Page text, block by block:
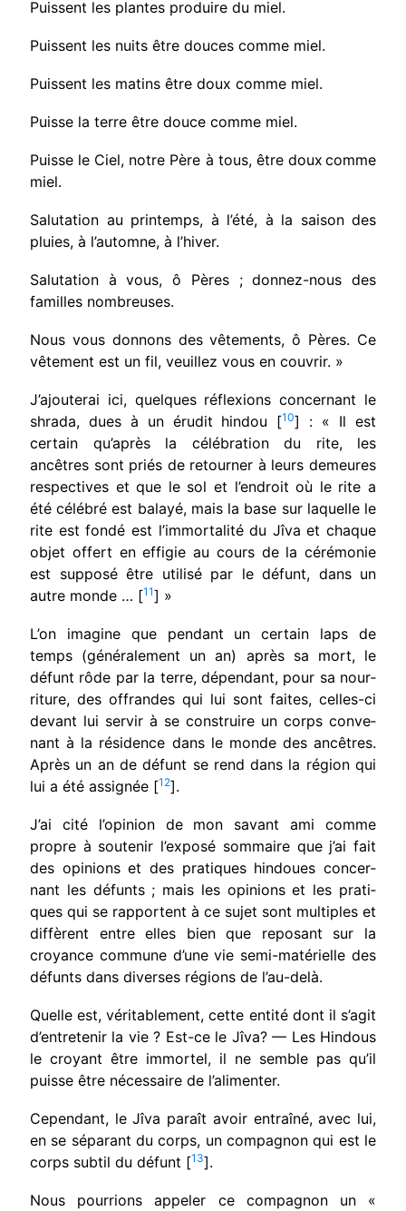
Puissent les plantes produire du miel.
Puissent les nuits être douces comme miel.
Puissent les matins être doux comme miel.
Puisse la terre être douce comme miel.
Puisse le Ciel, notre Père à tous, être doux comme
miel.
Salutation au printemps, à l’été, à la sai­son des
pluies, à l’automne, à l’hiver.
Salutation à vous, ô Pères ; donnez-nous des
familles nombreuses.
Nous vous donnons des vêtements, ô Pères. Ce
vêtement est un fil, veuillez vous en couvrir. »
J’ajouterai ici, quelques réflexions concernant le
shrada, dues à un érudit hindou [10] : « Il est
certain qu’après la célébration du rite, les
ancêtres sont priés de retourner à leurs demeures
respectives et que le sol et l’en­droit où le rite a
été célébré est balayé, mais la base sur laquelle le
rite est fondé est l’im­mortalité du Jîva et chaque
objet offert en effigie au cours de la cérémonie
est supposé être utilisé par le défunt, dans un
autre monde … [11] »
L’on imagine que pendant un certain laps de
temps (généralement un an) après sa mort, le
défunt rôde par la terre, dépendant, pour sa nour­
riture, des offrandes qui lui sont faites, celles-ci
devant lui servir à se construire un corps conve­
nant à la résidence dans le monde des ancêtres.
Après un an de défunt se rend dans la région qui
lui a été assignée [12].
J’ai cité l’opinion de mon savant ami comme
propre à soutenir l’exposé sommaire que j’ai fait
des opinions et des pratiques hindoues concer­
nant les défunts ; mais les opinions et les prati­
ques qui se rapportent à ce sujet sont multiples et
diffèrent entre elles bien que reposant sur la
croyance commune d’une vie semi-matérielle des
défunts dans diverses régions de l’au-delà.
Quelle est, véritablement, cette entité dont il s’agit
d’entretenir la vie ? Est-ce le Jîva? — Les Hindous
le croyant être immortel, il ne semble pas qu’il
puisse être nécessaire de l’alimenter.
Cependant, le Jîva paraît avoir entraîné, avec lui,
en se séparant du corps, un compagnon qui est le
corps subtil du défunt [13].
Nous pourrions appeler ce compagnon un «